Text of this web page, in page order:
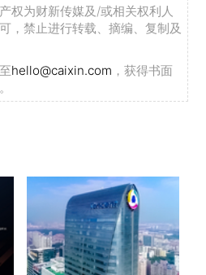
权为财新传媒及/或相关权利人
，禁止进行转载、摘编、复制及
hello@caixin.com ，获得书面